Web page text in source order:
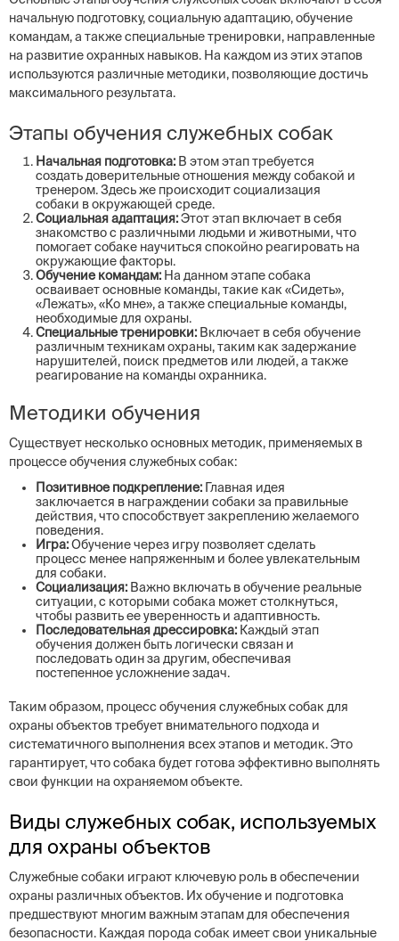
начальную подготовку, социальную адаптацию, обучение
командам, а также специальные тренировки, направленные
на развитие охранных навыков. На каждом из этих этапов
используются различные методики, позволяющие достичь
максимального результата.
Этапы обучения служебных собак
Начальная подготовка: В этом этап требуется
создать доверительные отношения между собакой и
тренером. Здесь же происходит социализация
собаки в окружающей среде.
Социальная адаптация:Этот этап включает в себя
знакомство с различными людьми и животными, что
помогает собаке научиться спокойно реагировать на
окружающие факторы.
Обучение командам: На данном этапе собака
осваивает основные команды, такие как «Сидеть»,
«Лежать», «Ко мне», а также специальные команды,
необходимые для охраны.
Специальные тренировки: Включает в себя обучение
различным техникам охраны, таким как задержание
нарушителей, поиск предметов или людей, а также
реагирование на команды охранника.
Методики обучения
Существует несколько основных методик, применяемых в
процессе обучения служебных собак:
Позитивное подкрепление: Главная идея
заключается в награждении собаки за правильные
действия, что способствует закреплению желаемого
поведения.
Игра:Обучение через игру позволяет сделать
процесс менее напряженным и более увлекательным
для собаки.
Социализация: Важно включать в обучение реальные
ситуации, с которыми собака может столкнуться,
чтобы развить ее уверенность и адаптивность.
Последовательная дрессировка: Каждый этап
обучения должен быть логически связан и
последовать один за другим, обеспечивая
постепенное усложнение задач.
Таким образом, процесс обучения служебных собак для
охраны объектов требует внимательного подхода и
систематичного выполнения всех этапов и методик. Это
гарантирует, что собака будет готова эффективно выполнять
свои функции на охраняемом объекте.
Виды служебных собак, используемых
для охраны объектов
Служебные собаки играют ключевую роль в обеспечении
охраны различных объектов. Их обучение и подготовка
предшествуют многим важным этапам для обеспечения
безопасности. Каждая порода собак имеет свои уникальные